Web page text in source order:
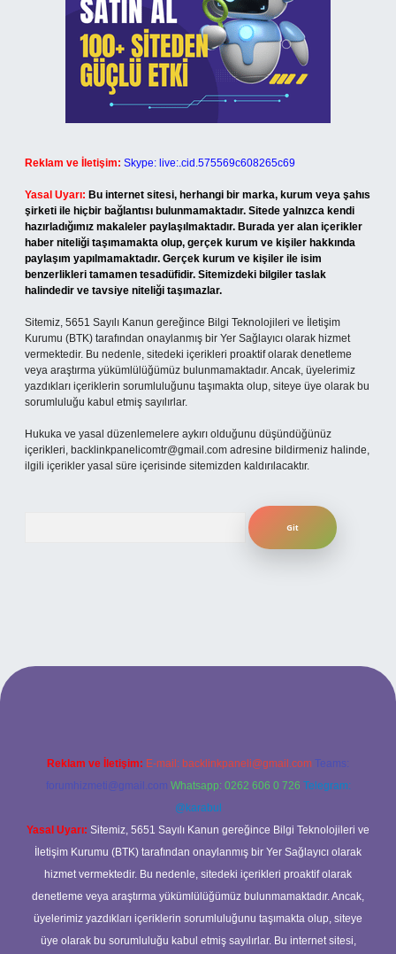
Reklam ve İletişim: Skype: live:.cid.575569c608265c69
Yasal Uyarı: Bu internet sitesi, herhangi bir marka, kurum veya şahıs
şirketi ile hiçbir bağlantısı bulunmamaktadır. Sitede yalnızca kendi
hazırladığımız makaleler paylaşılmaktadır. Burada yer alan içerikler
haber niteliği taşımamakta olup, gerçek kurum ve kişiler hakkında
paylaşım yapılmamaktadır. Gerçek kurum ve kişiler ile isim
benzerlikleri tamamen tesadüfidir. Sitemizdeki bilgiler taslak
halindedir ve tavsiye niteliği taşımazlar.
Sitemiz, 5651 Sayılı Kanun gereğince Bilgi Teknolojileri ve İletişim
Kurumu (BTK) tarafından onaylanmış bir Yer Sağlayıcı olarak hizmet
vermektedir. Bu nedenle, sitedeki içerikleri proaktif olarak denetleme
veya araştırma yükümlülüğümüz bulunmamaktadır. Ancak, üyelerimiz
yazdıkları içeriklerin sorumluluğunu taşımakta olup, siteye üye olarak bu
sorumluluğu kabul etmiş sayılırlar.
Hukuka ve yasal düzenlemelere aykırı olduğunu düşündüğünüz
içerikleri, backlinkpanelicomtr@gmail.com adresine bildirmeniz halinde,
ilgili içerikler yasal süre içerisinde sitemizden kaldırılacaktır.
giriş adresi
Reklam ve İletişim: E-mail: backlinkpaneli@gmail.com Teams:
forumhizmeti@gmail.com Whatsapp: 0262 606 0 726 Telegram:
@karabul
Yasal Uyarı: Sitemiz, 5651 Sayılı Kanun gereğince Bilgi Teknolojileri ve
İletişim Kurumu (BTK) tarafından onaylanmış bir Yer Sağlayıcı olarak
hizmet vermektedir. Bu nedenle, sitedeki içerikleri proaktif olarak
denetleme veya araştırma yükümlülüğümüz bulunmamaktadır. Ancak,
üyelerimiz yazdıkları içeriklerin sorumluluğunu taşımakta olup, siteye
üye olarak bu sorumluluğu kabul etmiş sayılırlar. Bu internet sitesi,